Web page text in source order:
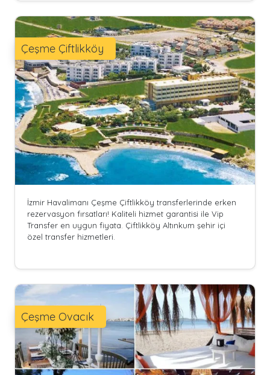
İzmir Havalimanı Çeşme Çiftlikköy transferlerinde erken
rezervasyon fırsatları! Kaliteli hizmet garantisi ile Vip
Transfer en uygun fiyata. Çiftlikköy Altınkum şehir içi
özel transfer hizmetleri.
Çeşme Çiftlikköy
Çeşme Ovacık